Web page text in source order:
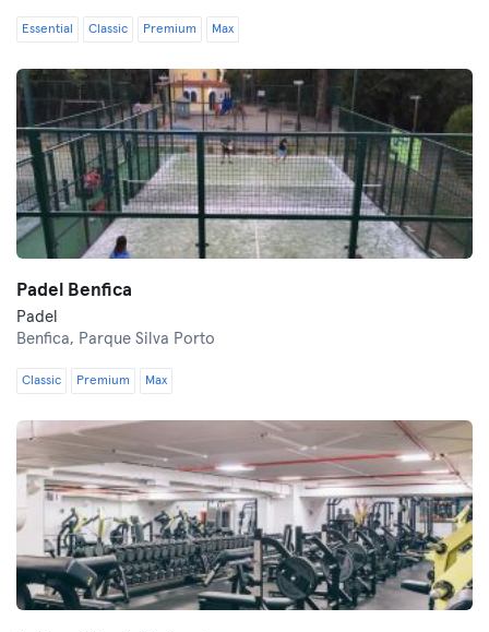
Essential Classic Premium Max
Padel Benfica
Padel
Benfica, Parque Silva Porto
Classic Premium Max